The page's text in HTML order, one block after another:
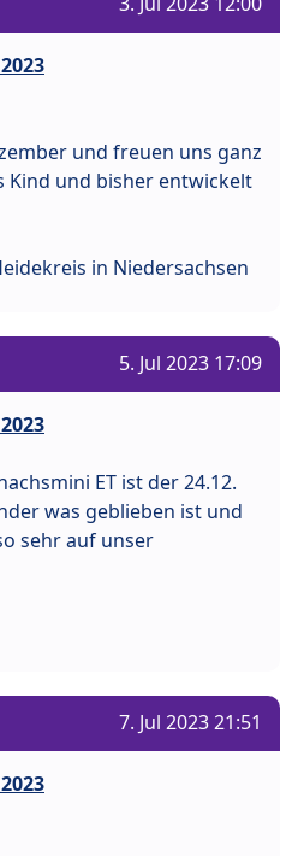
und freuen uns ganz
Kind und bisher entwickelt
in Niedersachsen
5. Jul 2023 17:09
ET ist der 24.12.
was geblieben ist und
sehr auf unser
7. Jul 2023 21:51